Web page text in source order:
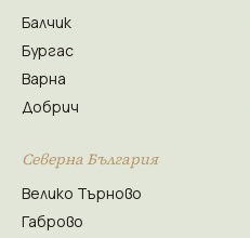
Балчик
Бургас
Варна
Добрич
Северна България
Велико Търново
Габрово